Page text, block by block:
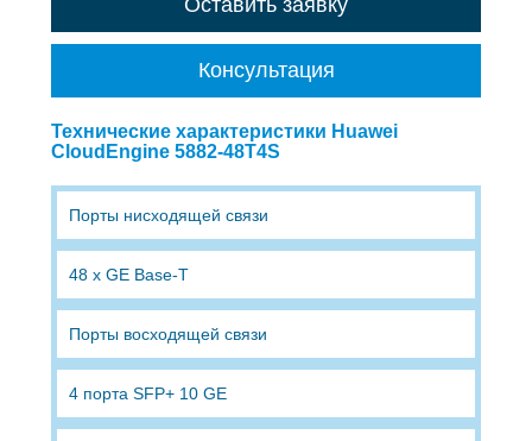
Консультация
Технические характеристики Huawei
CloudEngine 5882-48T4S
Порты нисходящей связи
48 x GE Base-T
Порты восходящей связи
4 порта SFP+ 10 GE